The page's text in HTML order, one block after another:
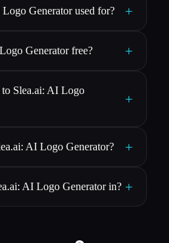
Generator used for? +
Generator free? +
to Slea.ai: AI Logo
+
AI Logo Generator? +
AI Logo Generator in? +